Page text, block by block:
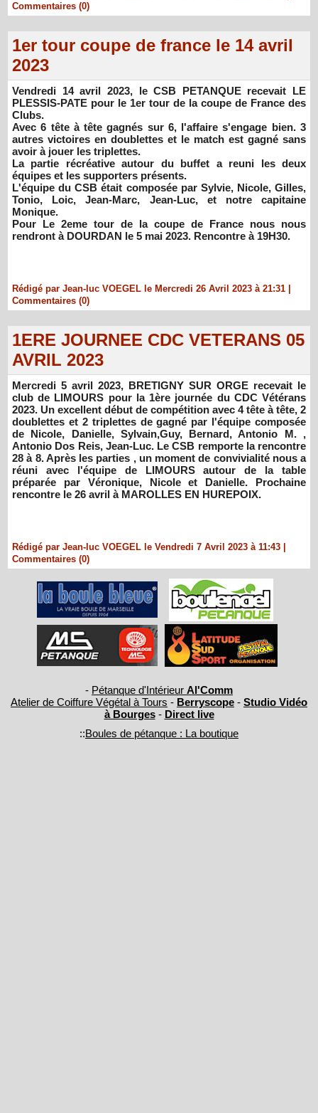
Commentaires (0)
1er tour coupe de france le 14 avril
2023
Vendredi 14 avril 2023, le CSB PETANQUE recevait LE
PLESSIS-PATE pour le 1er tour de la coupe de France des
Clubs.
Avec 6 tête à tête gagnés sur 6, l'affaire s'engage bien. 3
autres victoires en doublettes et le match est gagné sans
avoir à jouer les triplettes.
La partie récréative autour du buffet a reuni les deux
équipes et les supporters présents.
L'équipe du CSB était composée par Sylvie, Nicole, Gilles,
Tonio, Loic, Jean-Marc, Jean-Luc, et notre capitaine
Monique.
Pour Le 2eme tour de la coupe de France nous nous
rendront à DOURDAN le 5 mai 2023. Rencontre à 19H30.
Rédigé par Jean-luc VOEGEL le Mercredi 26 Avril 2023 à 21:31
Commentaires (0)
1ERE JOURNEE CDC VETERANS 05
AVRIL 2023
Mercredi 5 avril 2023, BRETIGNY SUR ORGE recevait le
club de LIMOURS pour la 1ère journée du CDC Vétérans
2023. Un excellent début de compétition avec 4 tête à tête, 2
doublettes et 2 triplettes de gagné par l'équipe composée
de Nicole, Danielle, Sylvain,Guy, Bernard, Antonio M. ,
Antonio Dos Reis, Jean-Luc. Le CSB remporte la rencontre
28 à 8. Après les parties , un moment de convivialité nous a
réuni avec l'équipe de LIMOURS autour de la table
préparée par Véronique, Nicole et Danielle. Prochaine
rencontre le 26 avril à MAROLLES EN HUREPOIX.
Rédigé par Jean-luc VOEGEL le Vendredi 7 Avril 2023 à 11:43
Commentaires (0)
- Pétanque d'Intérieur Al'Comm
Atelier de Coiffure Végétal à Tours - Berryscope - Studio Vidéo
à Bourges- Direct live
::Boules de pétanque : La boutique